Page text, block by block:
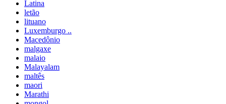
Latina
letão
lituano
Luxemburgo ..
Macedônio
malgaxe
malaio
Malayalam
maltês
maori
Marathi